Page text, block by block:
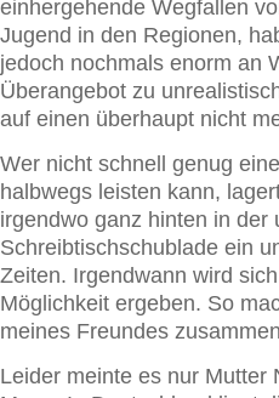
einhergehende Wegfallen
Jugend in den Regionen,
jedoch nochmals enorm an
Überangebot zu
auf einen überhaupt nicht
Wer nicht schnell genug
halbwegs leisten kann,
irgendwo ganz hinten in der
Schreibtischschublade ein
Zeiten. Irgendwann wird
Möglichkeit ergeben. So
meines Freundes
Leider meinte es nur Mutter